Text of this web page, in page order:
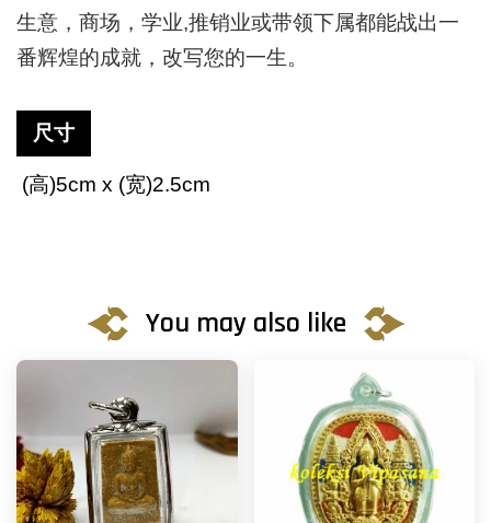
生意，商场，学业,推销业或带领下属都能战出一
番辉煌的成就，改写您的一生。
尺寸
(高)5cm x (宽)2.5cm
You may also like